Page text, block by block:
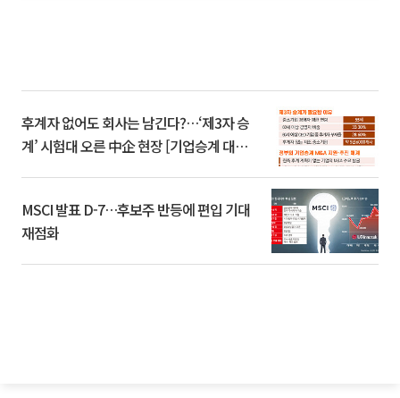
후계자 없어도 회사는 남긴다?…‘제3자 승
계’ 시험대 오른 中企 현장 [기업승계 대전
MSCI 발표 D-7…후보주 반등에 편입 기대
재점화